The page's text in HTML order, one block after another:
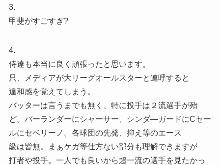
3.
甲斐がすごすぎ?
4.
侍達も本当に良く頑張ったと思います。
只、メディアが大リーグオールスターと連呼すると
違和感を覚えてしまう。
バッターは言うまでも無く、特に投手は２流選手が殆
ど。バーランダーにシャーサー、シンダ―ガードにCセー
ルにセベリーノ。各球団の先発、抑え等のエース
級は皆無。まぁケガ等仕方ない部分も理解できますが
打者や投手。一人でも良いから超一流の選手を見たかっ